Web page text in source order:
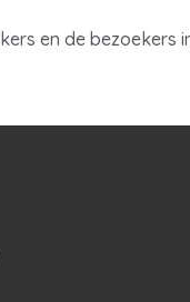
en de bezoekers